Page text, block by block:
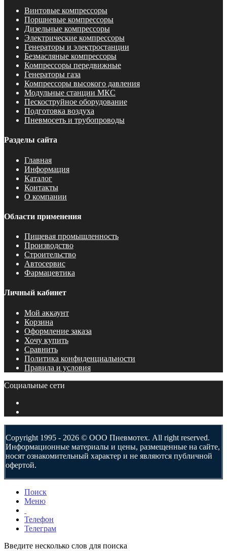
Винтовые компрессоры
Поршневые компрессоры
Дизельные компрессоры
Электрические компрессоры
Генераторы и электростанции
Безмасляные компрессоры
Компрессоры передвижные
Генераторы газа
Компрессоры высокого давления
Модульные станции МКС
Пескоструйное оборудование
Подготовка воздуха
Пневмосеть и трубопроводы
Разделы сайта
Главная
Информация
Каталог
Контакты
О компании
Области применения
Пищевая промышленность
Производство
Строительство
Автосервис
Фармацевтика
Личный кабинет
Мой аккаунт
Корзина
Оформление заказа
Хочу купить
Сравнить
Политика конфиденциальности
Правила и условия
Социальные сети
Copyright 1995 - 2026 © ООО Пневмотех. All right reserved.
Информационные материалы и цены, размещенные на сайте,
носят ознакомительный характер и не являются публичной
офертой.
Поиск
Меню
Телефон
Телеграм
Введите несколько слов для поиска